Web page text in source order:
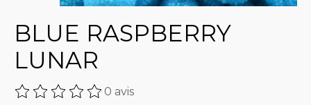
BLUE RASPBERRY
LUNAR
The rating of this product is
0 avis